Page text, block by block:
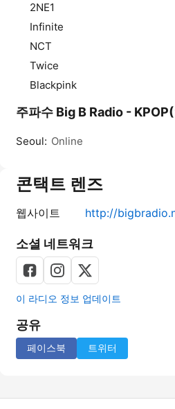
2NE1
Infinite
NCT
Twice
Blackpink
주파수 Big B Radio -
Seoul: Online
콘택트 렌즈
웹사이트 http://
소셜 네트워크
이 라디오 정보 업데이트
공유
페이스북 트위터